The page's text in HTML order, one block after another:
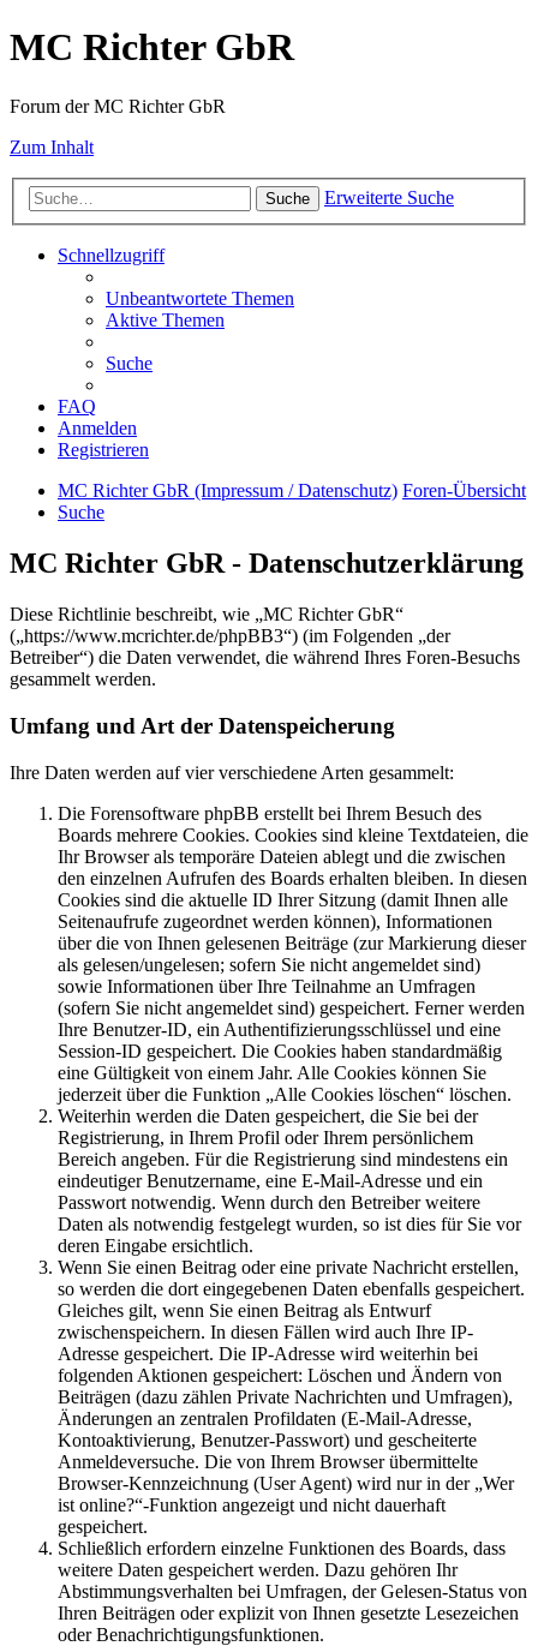
MC Richter GbR
Forum der MC Richter GbR
Zum Inhalt
Suche Erweiterte Suche
Schnellzugriff
Unbeantwortete Themen
Aktive Themen
Suche
FAQ
Anmelden
Registrieren
MC Richter GbR (Impressum / Datenschutz) Foren-Übersicht
Suche
MC Richter GbR - Datenschutzerklärung
Diese Richtlinie beschreibt, wie „MC Richter GbR“
(„https://www.mcrichter.de/phpBB3“) (im Folgenden „der
Betreiber“) die Daten verwendet, die während Ihres Foren-Besuchs
gesammelt werden.
Umfang und Art der Datenspeicherung
Ihre Daten werden auf vier verschiedene Arten gesammelt:
Die Forensoftware phpBB erstellt bei Ihrem Besuch des
Boards mehrere Cookies. Cookies sind kleine Textdateien, die
Ihr Browser als temporäre Dateien ablegt und die zwischen
den einzelnen Aufrufen des Boards erhalten bleiben. In diesen
Cookies sind die aktuelle ID Ihrer Sitzung (damit Ihnen alle
Seitenaufrufe zugeordnet werden können), Informationen
über die von Ihnen gelesenen Beiträge (zur Markierung dieser
als gelesen/ungelesen; sofern Sie nicht angemeldet sind)
sowie Informationen über Ihre Teilnahme an Umfragen
(sofern Sie nicht angemeldet sind) gespeichert. Ferner werden
Ihre Benutzer-ID, ein Authentifizierungsschlüssel und eine
Session-ID gespeichert. Die Cookies haben standardmäßig
eine Gültigkeit von einem Jahr. Alle Cookies können Sie
jederzeit über die Funktion „Alle Cookies löschen“ löschen.
Weiterhin werden die Daten gespeichert, die Sie bei der
Registrierung, in Ihrem Profil oder Ihrem persönlichem
Bereich angeben. Für die Registrierung sind mindestens ein
eindeutiger Benutzername, eine E-Mail-Adresse und ein
Passwort notwendig. Wenn durch den Betreiber weitere
Daten als notwendig festgelegt wurden, so ist dies für Sie vor
deren Eingabe ersichtlich.
Wenn Sie einen Beitrag oder eine private Nachricht erstellen,
so werden die dort eingegebenen Daten ebenfalls gespeichert.
Gleiches gilt, wenn Sie einen Beitrag als Entwurf
zwischenspeichern. In diesen Fällen wird auch Ihre IP-
Adresse gespeichert. Die IP-Adresse wird weiterhin bei
folgenden Aktionen gespeichert: Löschen und Ändern von
Beiträgen (dazu zählen Private Nachrichten und Umfragen),
Änderungen an zentralen Profildaten (E-Mail-Adresse,
Kontoaktivierung, Benutzer-Passwort) und gescheiterte
Anmeldeversuche. Die von Ihrem Browser übermittelte
Browser-Kennzeichnung (User Agent) wird nur in der „Wer
ist online?“-Funktion angezeigt und nicht dauerhaft
gespeichert.
Schließlich erfordern einzelne Funktionen des Boards, dass
weitere Daten gespeichert werden. Dazu gehören Ihr
Abstimmungsverhalten bei Umfragen, der Gelesen-Status von
Ihren Beiträgen oder explizit von Ihnen gesetzte Lesezeichen
oder Benachrichtigungsfunktionen.